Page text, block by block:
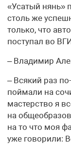
«Усатый нянь»
столь же
только, что
поступал во
– Владимир
– Всякий раз
поймали на
мастерство я
на
на то что моя
уже говорили: